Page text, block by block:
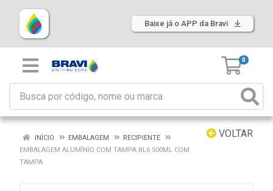
Baixe já o APP da Bravi
0
VOLTAR
INÍCIO EMBALAGEM
RECIPIENTE
EMBALAGEM ALUMÍNIO COM TAMPA BL6 500ML COM
TAMPA